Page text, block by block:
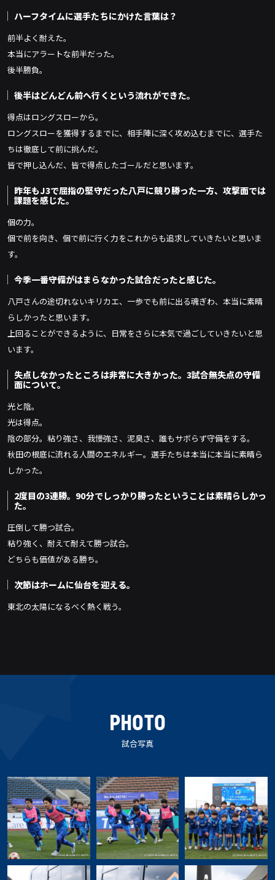
ハーフタイムに選手たちにかけた言葉は？
前半よく耐えた。
本当にアラートな前半だった。
後半勝負。
後半はどんどん前へ行くという流れができた。
得点はロングスローから。
ロングスローを獲得するまでに、相手陣に深く攻め込むまでに、選手た
ちは徹底して前に挑んだ。
皆で押し込んだ、皆で得点したゴールだと思います。
昨年もJ3で屈指の堅守だった八戸に競り勝った一方、攻撃面では
課題を感じた。
個の力。
個で前を向き、個で前に行く力をこれからも追求していきたいと思いま
す。
今季一番守備がはまらなかった試合だったと感じた。
八戸さんの途切れないキリカエ、一歩でも前に出る魂ぎわ、本当に素晴
らしかったと思います。
上回ることができるように、日常をさらに本気で過ごしていきたいと思
います。
失点しなかったところは非常に大きかった。3試合無失点の守備
面について。
光と陰。
光は得点。
陰の部分。粘り強さ、我慢強さ、泥臭さ、誰もサボらず守備をする。
秋田の根底に流れる人間のエネルギー。選手たちは本当に本当に素晴ら
しかった。
2度目の3連勝。90分でしっかり勝ったということは素晴らしかっ
た。
圧倒して勝つ試合。
粘り強く、耐えて耐えて勝つ試合。
どちらも価値がある勝ち。
次節はホームに仙台を迎える。
東北の太陽になるべく熱く戦う。
PHOTO
試合写真